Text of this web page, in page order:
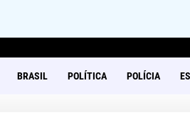
BRASIL POLÍTICA POLÍCIA